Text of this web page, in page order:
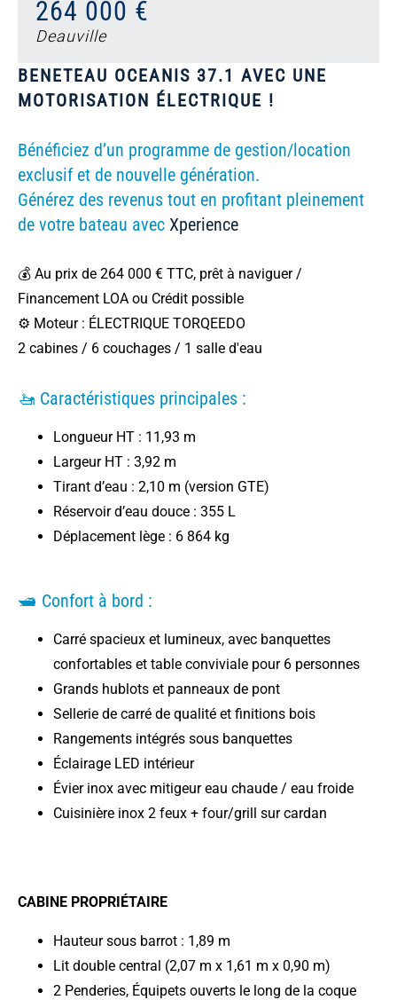
264 000 €
Deauville
BENETEAU OCEANIS 37.1 AVEC UNE
MOTORISATION ÉLECTRIQUE !
Bénéficiez d’un programme de gestion/location
exclusif et de nouvelle génération.
Générez des revenus tout en profitant pleinement
de votre bateau avec Xperience
💰 Au prix de 264 000 € TTC, prêt à naviguer /
Financement LOA ou Crédit possible
⚙️ Moteur : ÉLECTRIQUE TORQEEDO
2 cabines / 6 couchages / 1 salle d'eau
🚤 Caractéristiques principales :
Longueur HT : 11,93 m
Largeur HT : 3,92 m
Tirant d’eau : 2,10 m (version GTE)
Réservoir d’eau douce : 355 L
Déplacement lège : 6 864 kg
🛥️ Confort à bord :
Carré spacieux et lumineux, avec banquettes
confortables et table conviviale pour 6 personnes
Grands hublots et panneaux de pont
Sellerie de carré de qualité et finitions bois
Rangements intégrés sous banquettes
Éclairage LED intérieur
Évier inox avec mitigeur eau chaude / eau froide
Cuisinière inox 2 feux + four/grill sur cardan
CABINE PROPRIÉTAIRE
Hauteur sous barrot : 1,89 m
Lit double central (2,07 m x 1,61 m x 0,90 m)
2 Penderies, Équipets ouverts le long de la coque